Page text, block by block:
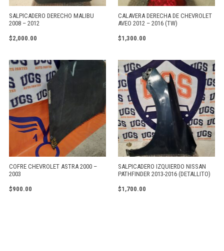
SALPICADERO DERECHO MALIBU
2008 – 2012
$2,000.00
CALAVERA DERECHA DE CHEVROLET
AVEO 2012 – 2016 (TW)
$1,300.00
COFRE CHEVROLET ASTRA 2000 –
2003
$900.00
SALPICADERO IZQUIERDO NISSAN
PATHFINDER 2013-2016 (DETALLITO)
$1,700.00